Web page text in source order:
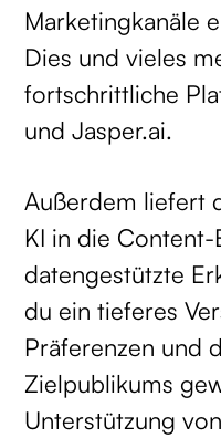
Marketingkanäle
Dies und vieles
fortschrittliche
und Jasper.ai.
Außerdem liefert
KI in die
datengestützte
du ein tieferes
Präferenzen und
Zielpublikums
Unterstützung